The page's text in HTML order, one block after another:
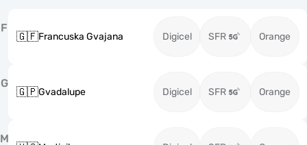
F
🇬🇫Francuska Gvajana Digicel SFR Orange
G
🇬🇵Gvadalupe Digicel SFR Orange
M